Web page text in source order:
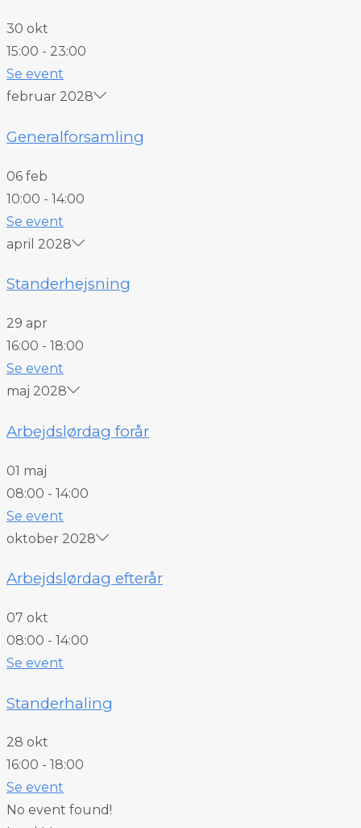
30 okt
15:00 - 23:00
Se event
februar 2028
Generalforsamling
06 feb
10:00 - 14:00
Se event
april 2028
Standerhejsning
29 apr
16:00 - 18:00
Se event
maj 2028
Arbejdslørdag forår
01 maj
08:00 - 14:00
Se event
oktober 2028
Arbejdslørdag efterår
07 okt
08:00 - 14:00
Se event
Standerhaling
28 okt
16:00 - 18:00
Se event
No event found!